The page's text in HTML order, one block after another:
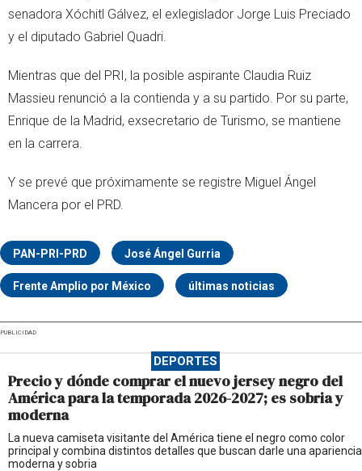
senadora Xóchitl Gálvez, el exlegislador Jorge Luis Preciado
y el diputado Gabriel Quadri.
Mientras que del PRI, la posible aspirante Claudia Ruiz
Massieu renunció a la contienda y a su partido. Por su parte,
Enrique de la Madrid, exsecretario de Turismo, se mantiene
en la carrera.
Y se prevé que próximamente se registre Miguel Ángel
Mancera por el PRD.
PAN-PRI-PRD José Ángel Gurria
Frente Amplio por México últimas noticias
PUBLICIDAD
DEPORTES
Precio y dónde comprar el nuevo jersey negro del
América para la temporada 2026-2027; es sobria y
moderna
La nueva camiseta visitante del América tiene el negro como color
principal y combina distintos detalles que buscan darle una apariencia
moderna y sobria